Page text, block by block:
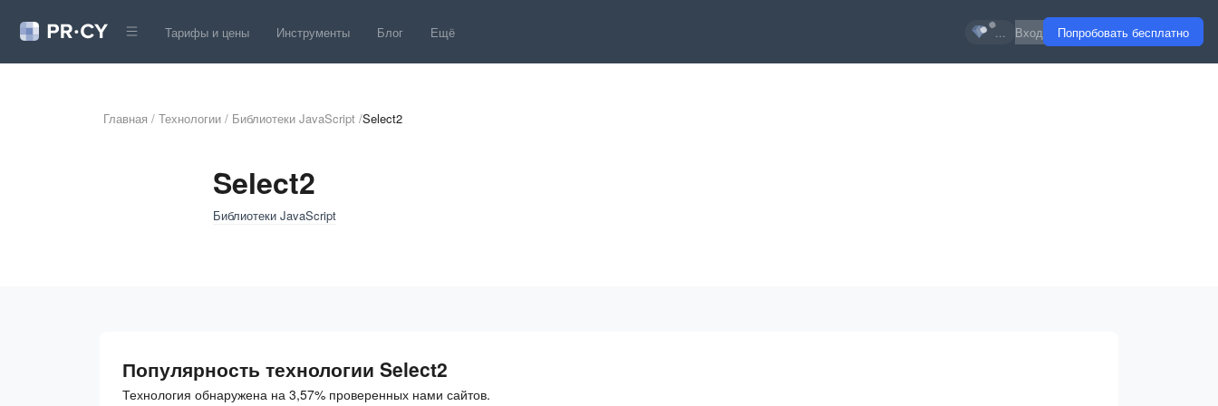
Тарифы и цены Инструменты Блог Ещё ... Вход Попробовать бесплатно
Главная / Технологии / Библиотеки JavaScript /Select2
Select2
Библиотеки JavaScript
Популярность технологии Select2
Технология обнаружена на 3,57% проверенных нами сайтов.